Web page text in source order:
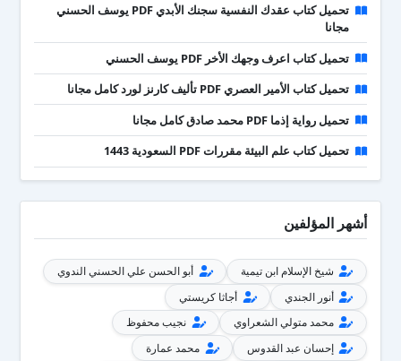
تحميل كتاب عقدك النفسية سجنك الأبدي PDF يوسف الحسني
مجانا
تحميل كتاب اعرف وجهك الأخر PDF يوسف الحسني
تحميل كتاب الأمير العصري PDF تأليف كارنز لورد كامل مجانا
تحميل رواية إذما PDF محمد صادق كامل مجانا
تحميل كتاب علم البيئة مقررات PDF السعودية 1443
أشهر المؤلفين
شيخ الإسلام ابن تيمية
أبو الحسن علي الحسني الندوي
أنور الجندي
أجاثا كريستي
محمد متولي الشعراوي
نجيب محفوظ
إحسان عبد القدوس
محمد عمارة